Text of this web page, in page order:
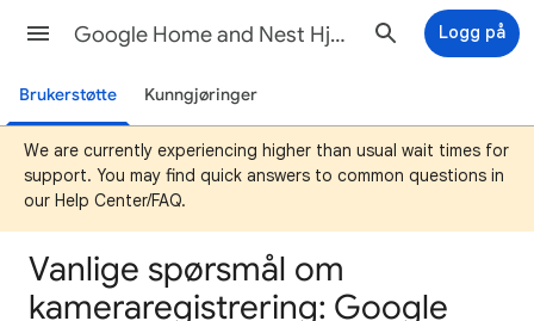
Google Home and Nest Hjelp Logg på
Brukerstøtte Kunngjøringer
We are currently experiencing higher than usual wait times for
support. You may find quick answers to common questions in
our Help Center/FAQ.
Vanlige spørsmål om
kameraregistrering: Google